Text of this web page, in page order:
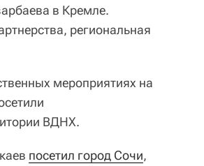
в Кремле.
региональная
мероприятиях на
ВДНХ.
посетил город Сочи,